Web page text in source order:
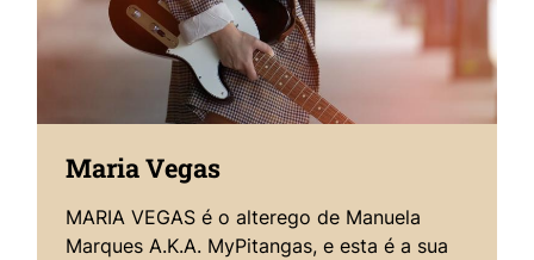
Maria Vegas
MARIA VEGAS é o alterego de Manuela
Marques A.K.A. MyPitangas, e esta é a sua